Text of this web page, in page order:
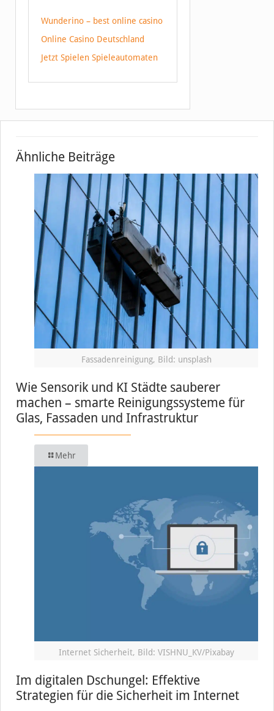
Wunderino – best online casino
Online Casino Deutschland
Jetzt Spielen Spieleautomaten
Ähnliche Beiträge
Fassadenreinigung, Bild: unsplash
Wie Sensorik und KI Städte sauberer
machen – smarte Reinigungssysteme für
Glas, Fassaden und Infrastruktur
Mehr
Internet Sicherheit, Bild: VISHNU_KV/Pixabay
Im digitalen Dschungel: Effektive
Strategien für die Sicherheit im Internet